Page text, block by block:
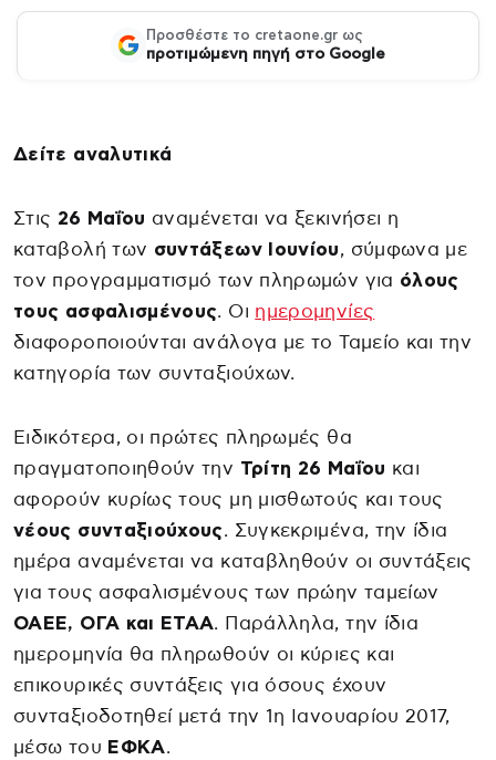
Προσθέστε το cretaone.gr ως
προτιμώμενη πηγή στο Google
Δείτε αναλυτικά
Στις 26 Μαΐου αναμένεται να ξεκινήσει η
καταβολή των συντάξεων Ιουνίου, σύμφωνα με
τον προγραμματισμό των πληρωμών για όλους
τους ασφαλισμένους. Οι ημερομηνίες
διαφοροποιούνται ανάλογα με το Ταμείο και την
κατηγορία των συνταξιούχων.
Ειδικότερα, οι πρώτες πληρωμές θα
πραγματοποιηθούν την Τρίτη 26 Μαΐου και
αφορούν κυρίως τους μη μισθωτούς και τους
νέους συνταξιούχους. Συγκεκριμένα, την ίδια
ημέρα αναμένεται να καταβληθούν οι συντάξεις
για τους ασφαλισμένους των πρώην ταμείων
ΟΑΕΕ, ΟΓΑ και ΕΤΑΑ. Παράλληλα, την ίδια
ημερομηνία θα πληρωθούν οι κύριες και
επικουρικές συντάξεις για όσους έχουν
συνταξιοδοτηθεί μετά την 1η Ιανουαρίου 2017,
μέσω του ΕΦΚΑ.